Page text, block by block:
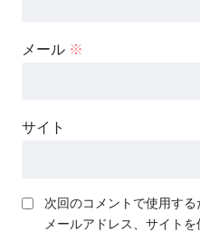
メール ※
サイト
次回のコメントで使用する
メールアドレス、サイトを